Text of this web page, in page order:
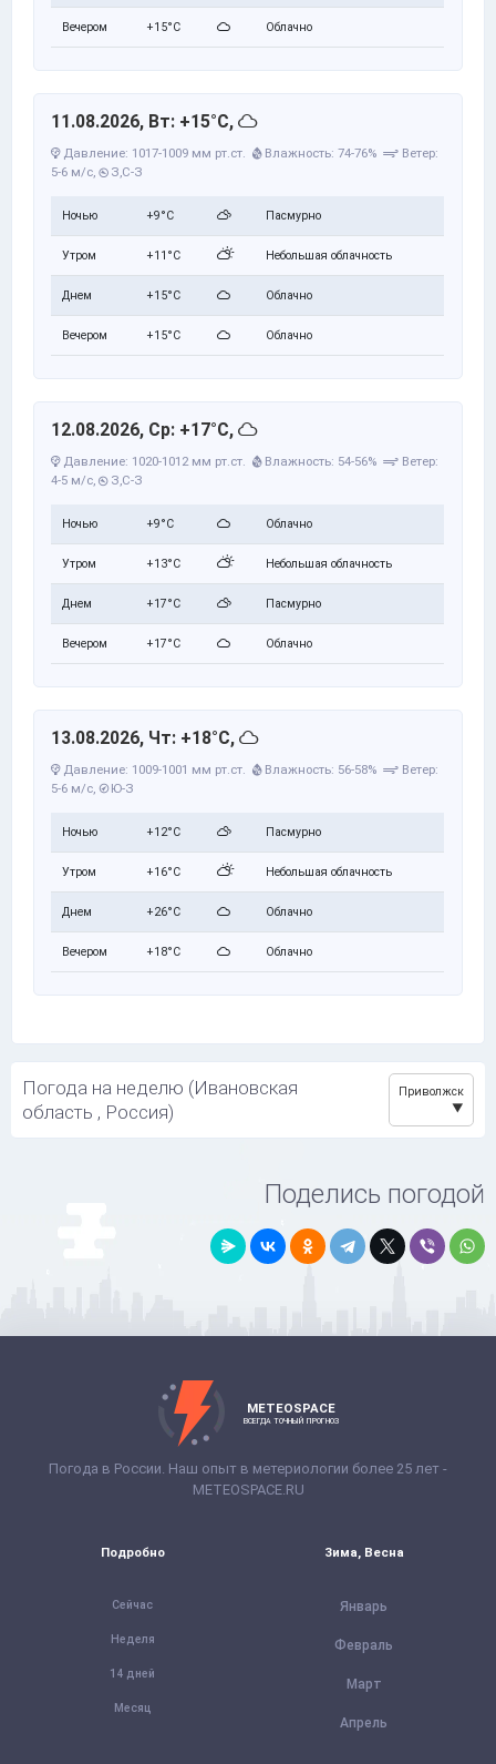
Вечером +15°C Облачно
11.08.2026, Вт: +15°C,
Давление: 1017-1009 мм рт.ст. Влажность: 74-76%
Ветер:
5-6 м/с, З,С-З
Ночью +9°C Пасмурно
Утром +11°C Небольшая облачность
Днем +15°C Облачно
Вечером +15°C Облачно
12.08.2026, Ср: +17°C,
Давление: 1020-1012 мм рт.ст. Влажность: 54-56%
Ветер:
4-5 м/с, З,С-З
Ночью +9°C Облачно
Утром +13°C Небольшая облачность
Днем +17°C Пасмурно
Вечером +17°C Облачно
13.08.2026, Чт: +18°C,
Давление: 1009-1001 мм рт.ст. Влажность: 56-58%
Ветер:
5-6 м/с,
Ю-З
Ночью +12°C Пасмурно
Утром +16°C Небольшая облачность
Днем +26°C Облачно
Вечером +18°C Облачно
Погода на неделю (Ивановская
область , Россия)
Приволжск
Поделись погодой
METEOSPACE
ВСЕГДА ТОЧНЫЙ ПРОГНОЗ
Погода в России. Наш опыт в метериологии более 25 лет -
METEOSPACE.RU
Подробно
Сейчас
Неделя
14 дней
Месяц
Зима, Весна
Январь
Февраль
Март
Апрель